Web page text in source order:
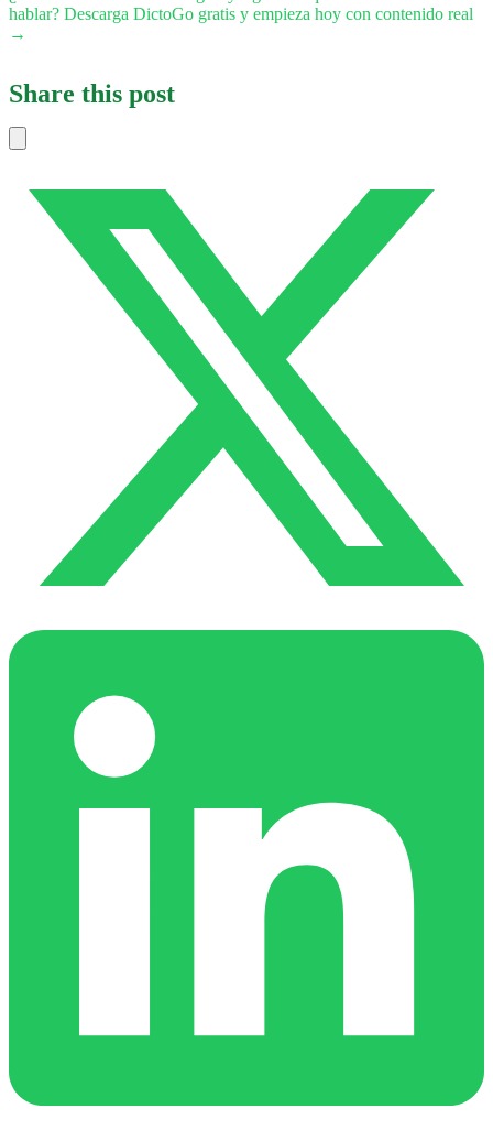
hablar? Descarga DictoGo gratis y empieza hoy con contenido real
→
Share this post